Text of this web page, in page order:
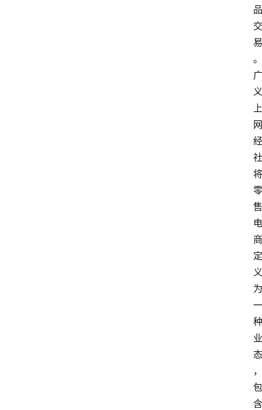
品
交
易
。
广
义
上
网
经
社
将
零
售
电
商
定
义
为
一
种
业
态
，
包
含